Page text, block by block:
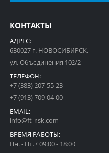
КОНТАКТЫ
АДРЕС:
630027 г. НОВОСИБИРСК,
ул. Объединения 102/2
ТЕЛЕФОН:
+7 (383) 207-55-23
+7 (913) 709-04-00
EMAIL:
info@ft-nsk.com
ВРЕМЯ РАБОТЫ:
Пн. - Пт. / 09:00 - 18:00